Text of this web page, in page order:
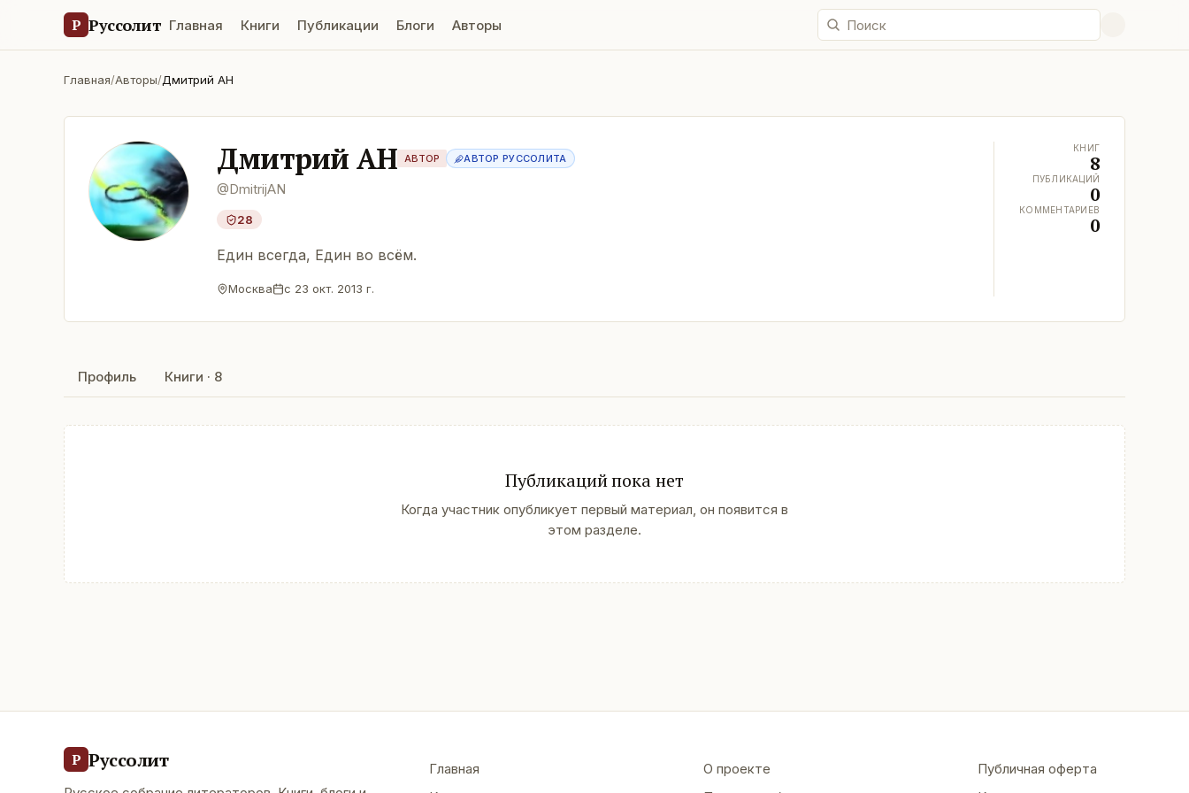
Р Руссолит Главная Книги Публикации Блоги Авторы
Главная/Авторы/Дмитрий АН
Дмитрий АН АВТОР АВТОР РУССОЛИТА
@DmitrijAN
28
Един всегда, Един во всём.
Москва с 23 окт. 2013 г.
КНИГ
8
ПУБЛИКАЦИЙ
0
КОММЕНТАРИЕВ
0
Профиль Книги · 8
Публикаций пока нет
Когда участник опубликует первый материал, он появится в
этом разделе.
Р Руссолит
Главная
О проекте
Публичная оферта